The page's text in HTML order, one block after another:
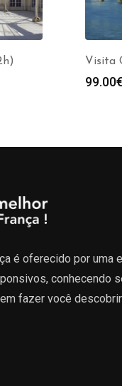
(2h) Visita
99.00€
é oferecido por uma
conhecendo
fazer você